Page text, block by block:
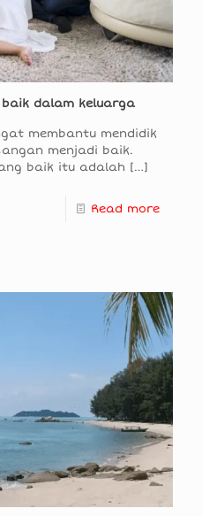
dalam keluarga
membantu mendidik
menjadi baik.
baik itu adalah […]
Read more